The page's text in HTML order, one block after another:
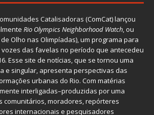
Catalisadoras (ComCat) lançou
Rio Olympics Neighborhood Watch, ou
Olho nas Olimpíadas), um programa para
das favelas no período que antecedeu
Esse site de notícias, que se tornou uma
e singular, apresenta perspectivas das
urbanas do Rio. Com matérias
interligadas–produzidas por uma
comunitários, moradores, repórteres
internacionais e pesquisadores